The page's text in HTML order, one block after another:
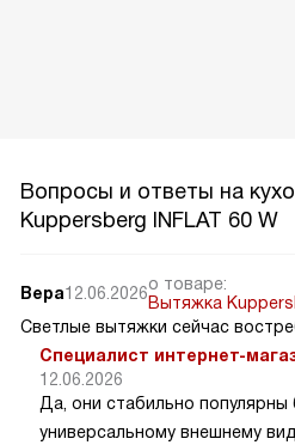
Вопросы и ответы на
Kuppersberg INFLAT 60 W
Вера12.06.2026о товаре:
Вытяжка
Светлые вытяжки сейчас
Специалист интернет-
12.06.2026
Да, они стабильно популярны
универсальному внешнему